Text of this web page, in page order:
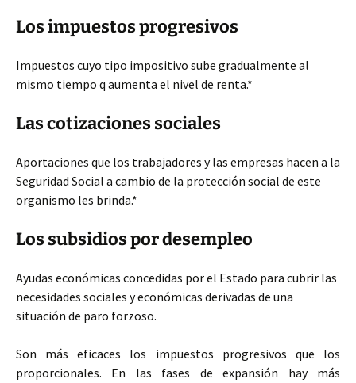
Los impuestos progresivos
Impuestos cuyo tipo impositivo sube gradualmente al
mismo tiempo q aumenta el nivel de renta.*
Las cotizaciones sociales
Aportaciones que los trabajadores y las empresas hacen a la
Seguridad Social a cambio de la protección social de este
organismo les brinda.*
Los subsidios por desempleo
Ayudas económicas concedidas por el Estado para cubrir las
necesidades sociales y económicas derivadas de una
situación de paro forzoso.
Son más eficaces los impuestos progresivos que los
proporcionales. En las fases de expansión hay más